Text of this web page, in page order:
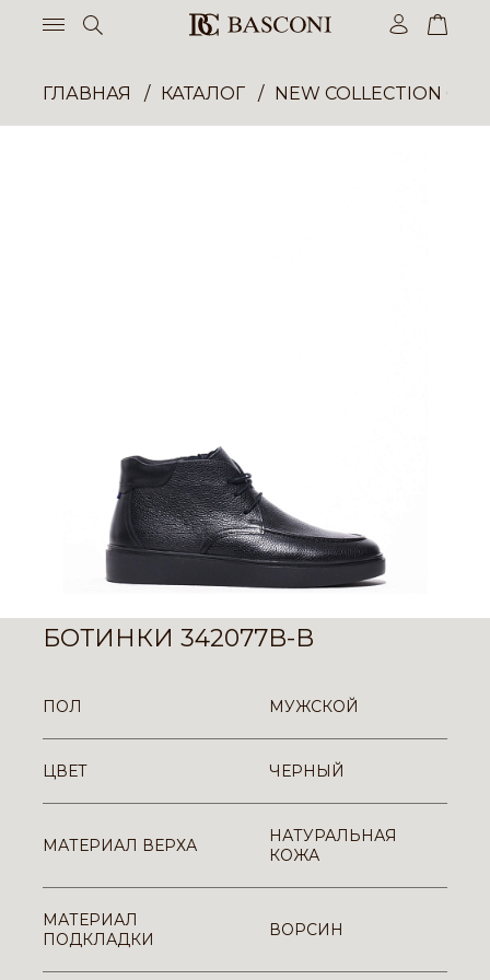
ГЛАВНАЯ КАТАЛОГ NEW COLLECTION
БОТИНКИ 342077B-B
ПОЛ МУЖСКОЙ
ЦВЕТ ЧЕРНЫЙ
МАТЕРИАЛ ВЕРХА
НАТУРАЛЬНАЯ
КОЖА
МАТЕРИАЛ
ПОДКЛАДКИ
ВОРСИН